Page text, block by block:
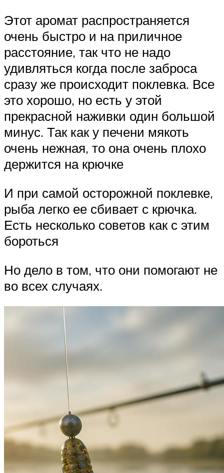
Этот аромат распространяется
очень быстро и на приличное
расстояние, так что не надо
удивляться когда после заброса
сразу же происходит поклевка. Все
это хорошо, но есть у этой
прекрасной наживки один большой
минус. Так как у печени мякоть
очень нежная, то она очень плохо
держится на крючке
И при самой осторожной поклевке,
рыба легко ее сбивает с крючка.
Есть несколько советов как с этим
бороться
Но дело в том, что они помогают не
во всех случаях.